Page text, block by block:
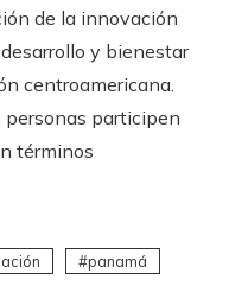
de la innovación
y bienestar
centroamericana.
personas participen
términos
panamá